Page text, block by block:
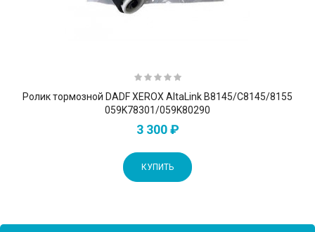
Ролик тормозной DADF XEROX AltaLink B8145/C8145/8155
059K78301/059K80290
3 300 ₽
КУПИТЬ